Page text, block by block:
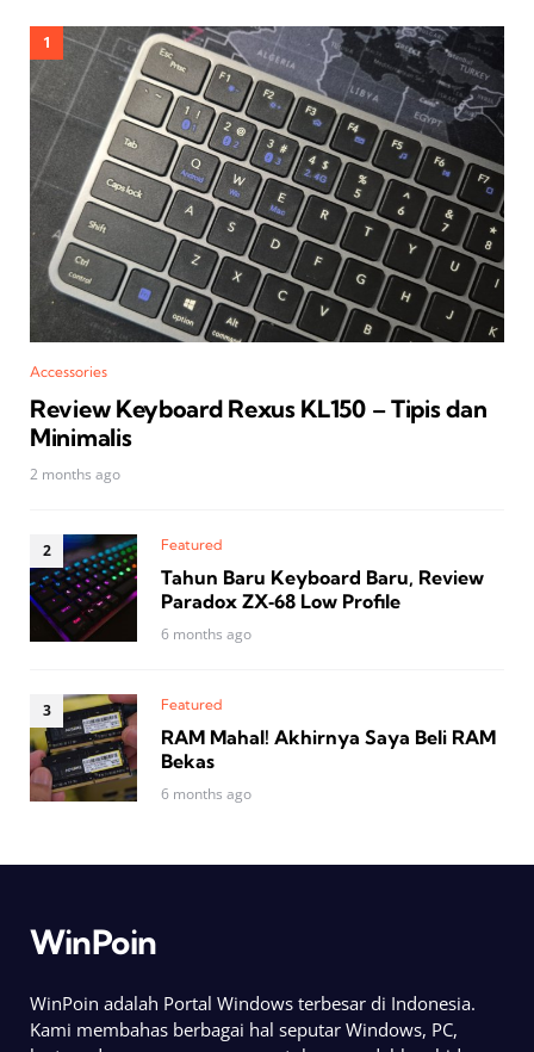
Accessories
Review Keyboard Rexus KL150 – Tipis dan
Minimalis
2 months ago
Featured
Tahun Baru Keyboard Baru, Review
Paradox ZX‑68 Low Profile
6 months ago
Featured
RAM Mahal! Akhirnya Saya Beli RAM
Bekas
6 months ago
WinPoin
WinPoin adalah Portal Windows terbesar di Indonesia.
Kami membahas berbagai hal seputar Windows, PC,